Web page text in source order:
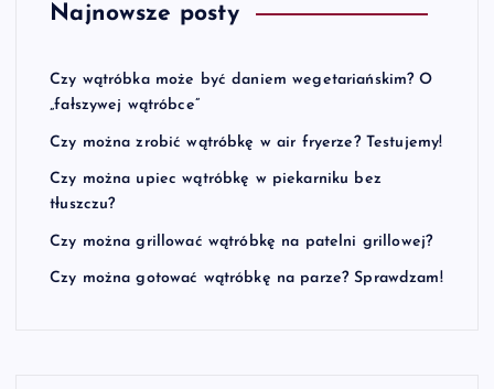
Najnowsze posty
Czy wątróbka może być daniem wegetariańskim? O
„fałszywej wątróbce”
Czy można zrobić wątróbkę w air fryerze? Testujemy!
Czy można upiec wątróbkę w piekarniku bez
tłuszczu?
Czy można grillować wątróbkę na patelni grillowej?
Czy można gotować wątróbkę na parze? Sprawdzam!